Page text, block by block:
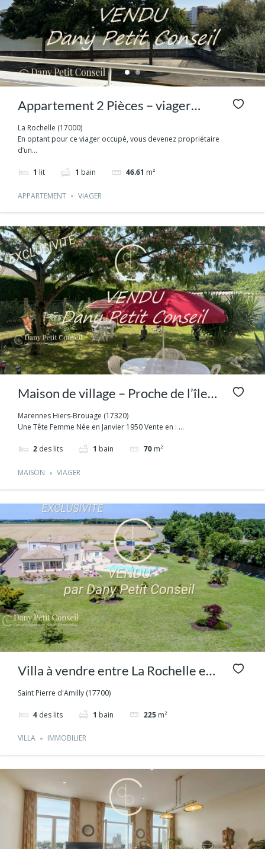
Appartement 2 Pièces – viager
occupé – La Rochelle – Quartier
Universitaire
La Rochelle (17000)
En optant pour ce viager occupé, vous devenez propriétaire
d’un...
1 lit 1 bain 46.61 m²
APPARTEMENT VIAGER
Maison de village – Proche de l’île
d’Oléron – 3 pièces – Capital
unique sans Rente
Marennes Hiers-Brouage (17320)
Une Tête Femme Née en Janvier 1950 Vente en : ...
2 des lits 1 bain 70 m²
MAISON VIAGER
Villa à vendre entre La Rochelle et
Niort : piscine et grand terrain
Saint Pierre d'Amilly (17700)
4 des lits 1 bain 225 m²
VILLA IMMOBILIER